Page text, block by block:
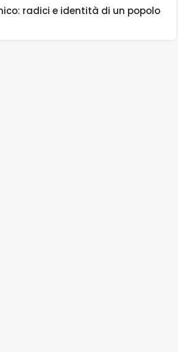
radici e identità di un popolo